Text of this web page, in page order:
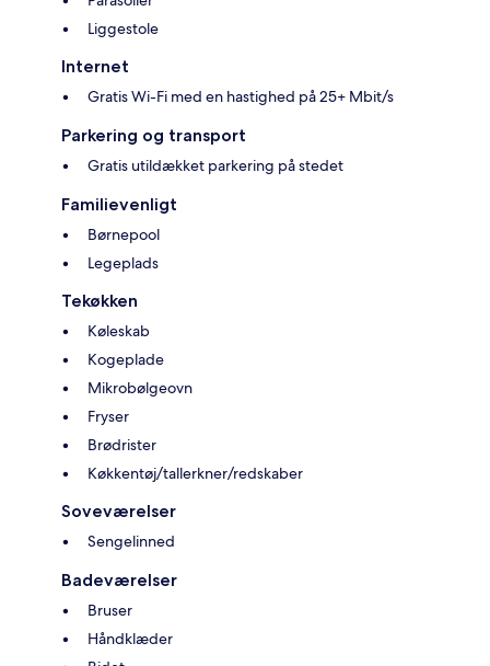
Liggestole
Internet
Gratis Wi-Fi med en hastighed på 25+ Mbit/s
Parkering og transport
Gratis utildækket parkering på stedet
Familievenligt
Børnepool
Legeplads
Tekøkken
Køleskab
Kogeplade
Mikrobølgeovn
Fryser
Brødrister
Køkkentøj/tallerkner/redskaber
Soveværelser
Sengelinned
Badeværelser
Bruser
Håndklæder